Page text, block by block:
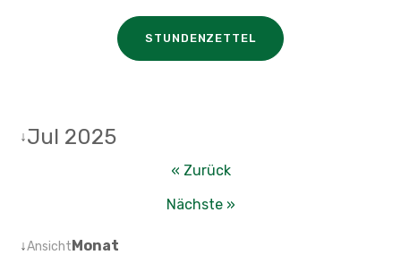
STUNDENZETTEL
↓Jul 2025
« Zurück
Nächste »
↓AnsichtMonat